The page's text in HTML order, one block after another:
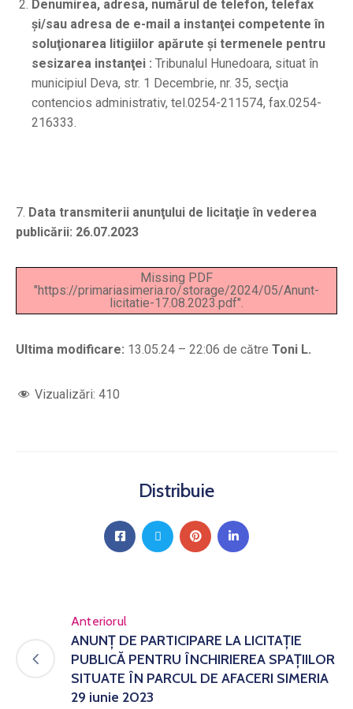
Denumirea, adresa, numărul de telefon, telefax
şi/sau adresa de e-mail a instanţei competente în
soluţionarea litigiilor apărute şi termenele pentru
sesizarea instanţei : Tribunalul Hunedoara, situat în
municipiul Deva, str. 1 Decembrie, nr. 35, secţia
contencios administrativ, tel.0254-211574, fax.0254-
216333.
7. Data transmiterii anunţului de licitaţie în vederea
publicării: 26.07.2023
Missing PDF
"https://primariasimeria.ro/storage/2024/05/Anunt-
licitatie-17.08.2023.pdf".
Ultima modificare: 13.05.24 – 22:06 de către Toni L.
Vizualizări: 410
Distribuie
Anteriorul
ANUNŢ DE PARTICIPARE LA LICITAŢIE
PUBLICĂ PENTRU ÎNCHIRIEREA SPAȚIILOR
SITUATE ÎN PARCUL DE AFACERI SIMERIA
29 iunie 2023